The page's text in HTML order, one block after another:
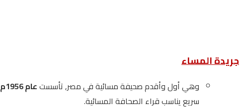
جريدة المساء
وهي أول وأقدم صحيفة مسائية في مصر, تأسستعام 1956م
سريع يناسب قراء الصحافة المسائية.